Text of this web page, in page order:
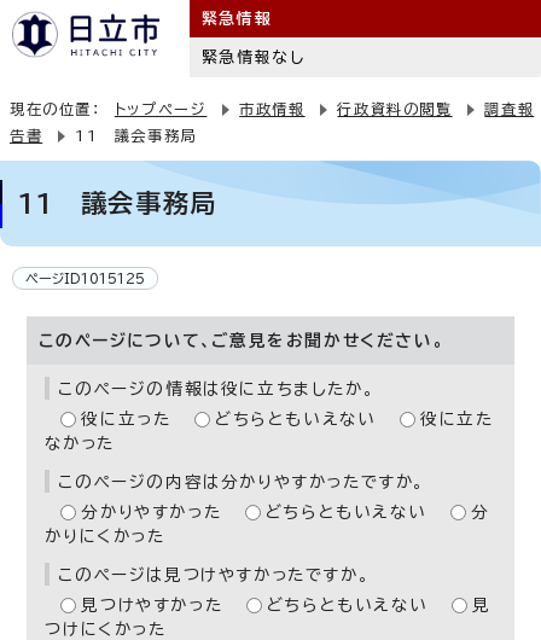
緊急情報
緊急情報なし
現在の位置： トップページ 市政情報 行政資料の閲覧
調査報
告書
11 議会事務局
11 議会事務局
ページID1015125
このページについて、ご意見をお聞かせください。
このページの情報は役に立ちましたか。
役に立った
どちらともいえない
役に立た
なかった
このページの内容は分かりやすかったですか。
分かりやすかった
どちらともいえない
分
かりにくかった
このページは見つけやすかったですか。
見つけやすかった
どちらともいえない
見
つけにくかった